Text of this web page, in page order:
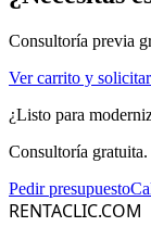
Consultoría previa
Ver carrito y
¿Listo para
Consultoría gratuita.
Pedir presupuesto
RENTACLIC.COM